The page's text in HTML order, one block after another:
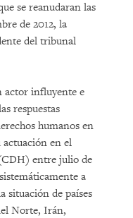
se reanudaran las
de 2012, la
del tribunal
actor influyente e
respuestas
humanos en
en el
entre julio de
a
situación de países
Norte, Irán,